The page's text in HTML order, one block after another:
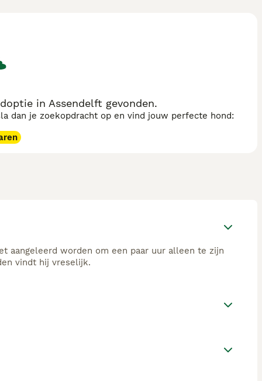
in Assendelft gevonden.
dan je zoekopdracht op en vind jouw perfecte hond:
aangeleerd worden om een paar uur alleen te zijn
vindt hij vreselijk.